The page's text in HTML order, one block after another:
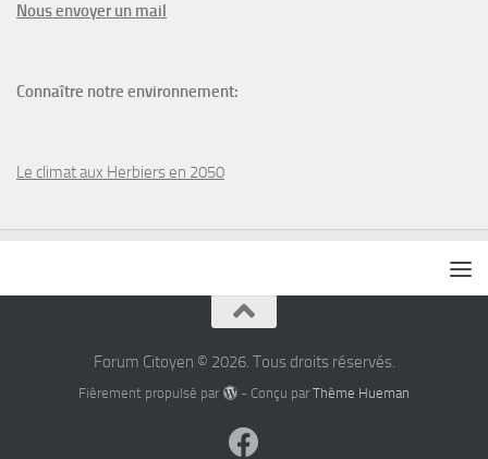
Nous envoyer un mail
Connaître notre environnement:
Le climat aux Herbiers en 2050
Forum Citoyen © 2026. Tous droits réservés.
Fièrement propulsé par - Conçu par Thème Hueman